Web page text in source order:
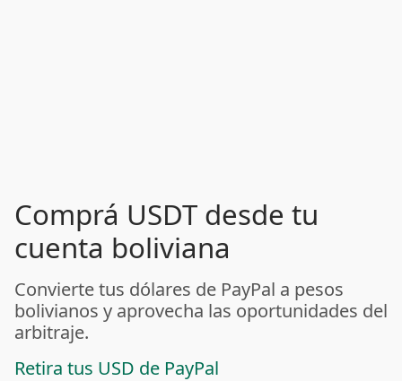
Comprá USDT desde tu
cuenta boliviana
Convierte tus dólares de PayPal a pesos
bolivianos y aprovecha las oportunidades del
arbitraje.
Retira tus USD de PayPal